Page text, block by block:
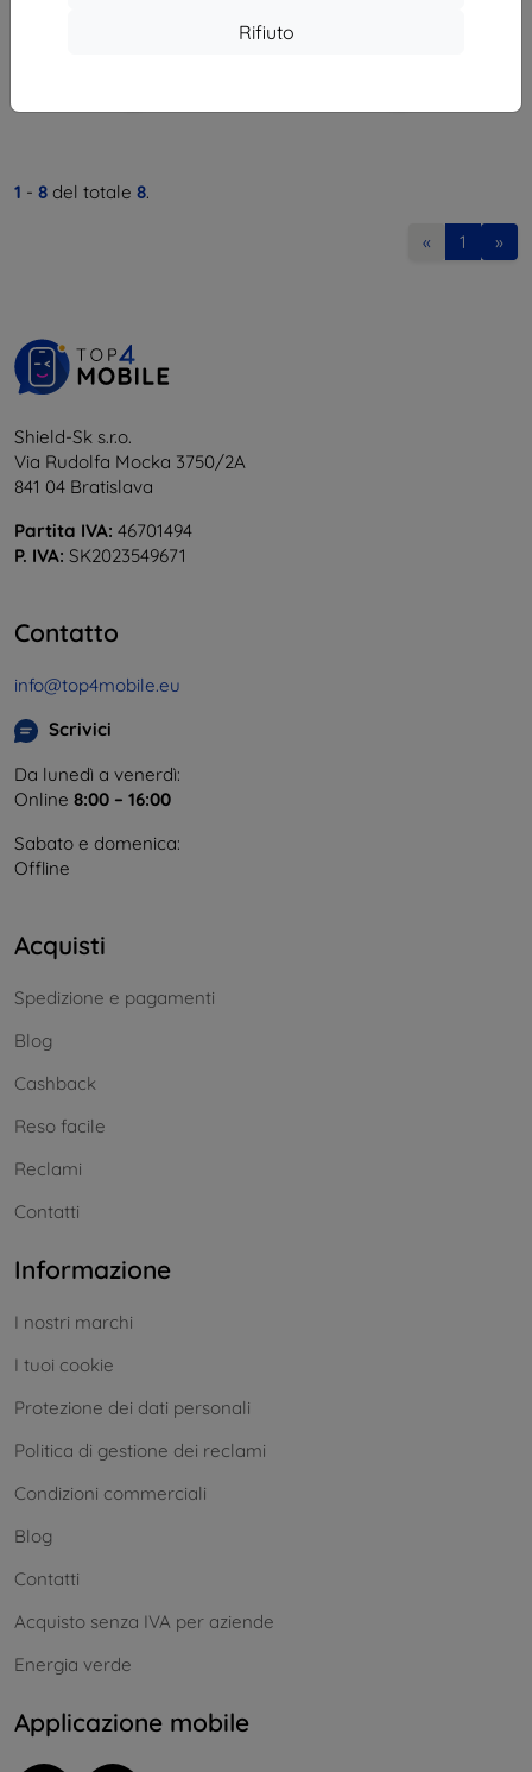
Rifiuto
1 - 8 del totale 8.
« 1 »
Shield-Sk s.r.o.
Via Rudolfa Mocka 3750/2A
841 04 Bratislava
Partita IVA: 46701494
P. IVA: SK2023549671
Contatto
info@top4mobile.eu
Scrivici
Da lunedì a venerdì:
Online 8:00 – 16:00
Sabato e domenica:
Offline
Acquisti
Spedizione e pagamenti
Blog
Cashback
Reso facile
Reclami
Contatti
Informazione
I nostri marchi
I tuoi cookie
Protezione dei dati personali
Politica di gestione dei reclami
Condizioni commerciali
Blog
Contatti
Acquisto senza IVA per aziende
Energia verde
Applicazione mobile